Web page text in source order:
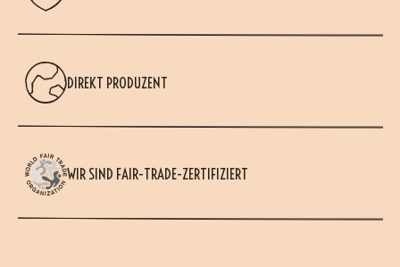
DIREKT PRODUZENT
WIR SIND FAIR-TRADE-ZERTIFIZIERT